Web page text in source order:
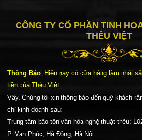
CÔNG TY CỔ PHẦN TINH
THÊU VIỆT
Thông Báo: Hiện nay có cửa hàng làm nhái
tiền của Thêu Việt
Vậy, Chúng tôi xin thông báo đến quý khách
chỉ kinh doanh sau:
Trung tâm bảo tồn văn hóa nghệ thuật thêu:
P. Vạn Phúc, Hà Đông, Hà Nội